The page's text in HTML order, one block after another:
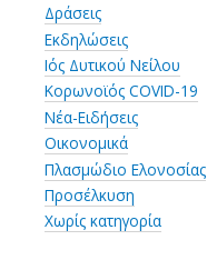
Δράσεις
Εκδηλώσεις
Ιός Δυτικού Νείλου
Κορωνοϊός COVID-19
Νέα-Ειδήσεις
Οικονομικά
Πλασμώδιο Ελονοσίας
Προσέλκυση
Χωρίς κατηγορία